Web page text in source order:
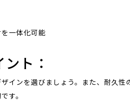
一体化可能
ト：
インを選びましょう。また、耐久
す。